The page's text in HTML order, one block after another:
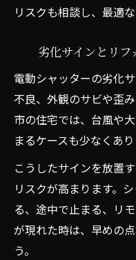
リスクも相談し、最適
劣化サインとリ
電動シャッターの劣化
不良、外観のサビや歪
市の住宅では、台風や
まるケースも少なくあり
こうしたサインを放置
リスクが高まります。
る、途中で止まる、リ
が現れた時は、早めの
う。